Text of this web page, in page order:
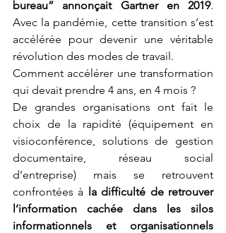
bureau” annonçait Gartner en 2019.
Avec la pandémie, cette transition s’est
accélérée pour devenir une véritable
révolution des modes de travail.
Comment accélérer une transformation
qui devait prendre 4 ans, en 4 mois ?
De grandes organisations ont fait le
choix de la rapidité (équipement en
visioconférence, solutions de gestion
documentaire, réseau social
d’entreprise) mais se retrouvent
confrontées à la difficulté de retrouver
l’information cachée dans les silos
informationnels et organisationnels